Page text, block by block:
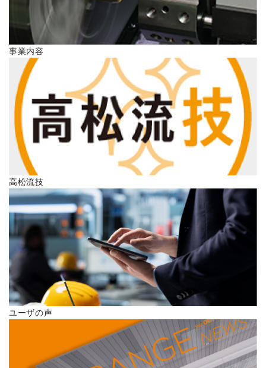
ENGLISH
事業内容
高松流技
ユーザの声